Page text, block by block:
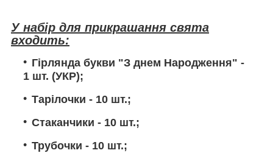
У набір для прикрашання свята
входить:
Гірлянда букви "З днем Народження" -
1 шт. (УКР);
Тарілочки - 10 шт.;
Стаканчики - 10 шт.;
Трубочки - 10 шт.;